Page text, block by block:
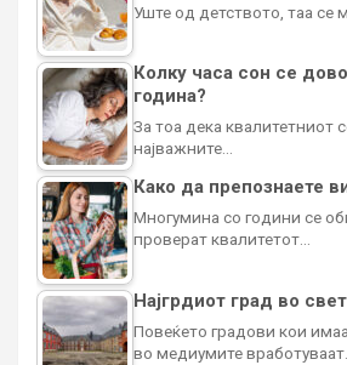
Уште од детството, таа се
Колку часа сон се
година?
За тоа дека квалитетниот
најважните…
Како да препознаете
Многумина со години се
проверат квалитетот…
Најгрдиот град во
Повеќето градови кои
во медиумите вработуваат…